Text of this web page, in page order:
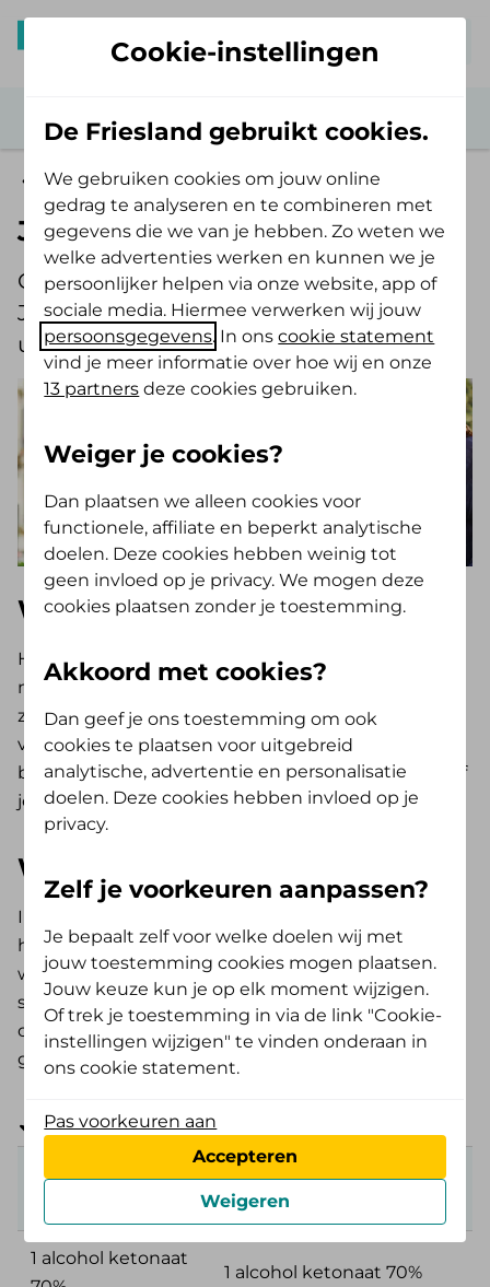
Zwangerschap en je zorgverzekering
Je gratis kraampakket
Gefeliciteerd met je zwangerschap!
Je ontvangt van ons gratis een
uitgebreid kraampakket.
Wat is het kraampakket?
Het kraampakket is een gratis pakket met
medische artikelen voor onze verzekerden die
zwanger zijn. De inhoud is samengesteld met
verloskundigen en bevat alles wat nodig is bij de
bevalling en de eerste dagen daarna. Je kiest zelf of
je het duurzamere of het standaard pakket wilt.
Wat zit er in het kraampakket?
In het
herbruikbare en natuurlijke artikelen. Zoals een
wasbare matrasbeschermer en wasbare
stretchbroekjes. Andere producten zijn duurzaam,
omdat deze op een natuurlijke manier zijn
gemaakt.
Sleep de tabel om meer informatie te zien
Duurzamer
Standaard kraampakket
1 alcohol ketonaat
1 alcohol ketonaat 70%
Cookie-instellingen
De Friesland gebruikt cookies.
We gebruiken cookies om jouw online
gedrag te analyseren en te combineren met
gegevens die we van je hebben. Zo weten we
welke advertenties werken en kunnen we je
persoonlijker helpen via onze website, app of
sociale media. Hiermee verwerken wij jouw
persoonsgegevens. In onscookie statement
vind je meer informatie over hoe wij en onze
13 partners deze cookies gebruiken.
Weiger je cookies?
Dan plaatsen we alleen cookies voor
functionele, affiliate en beperkt analytische
doelen. Deze cookies hebben weinig tot
geen invloed op je privacy. We mogen deze
cookies plaatsen zonder je toestemming.
Akkoord met cookies?
Dan geef je ons toestemming om ook
cookies te plaatsen voor uitgebreid
analytische, advertentie en personalisatie
doelen. Deze cookies hebben invloed op je
privacy.
Zelf je voorkeuren aanpassen?
Je bepaalt zelf voor welke doelen wij met
jouw toestemming cookies mogen plaatsen.
Jouw keuze kun je op elk moment wijzigen.
Of trek je toestemming in via de link "Cookie-
instellingen wijzigen" te vinden onderaan in
ons cookie statement.
Pas voorkeuren aan
Accepteren
Weigeren